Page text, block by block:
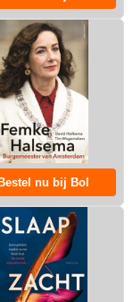
Bestel nu bij Bol